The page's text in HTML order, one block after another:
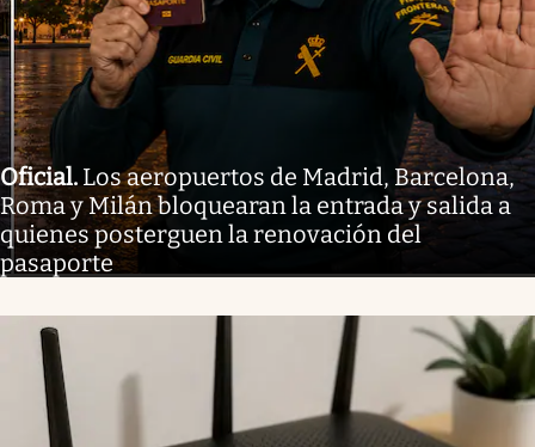
Oficial. Los aeropuertos de Madrid, Barcelona,
Roma y Milán bloquearan la entrada y salida a
quienes posterguen la renovación del
pasaporte